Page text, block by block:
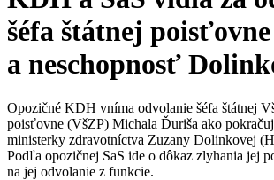
šéfa štátnej
a neschopnosť
Opozičné KDH vníma odvolanie šéfa štátnej
poisťovne (VšZP) Michala Ďuriša ako
ministerky zdravotníctva Zuzany Dolinkovej
Podľa opozičnej SaS ide o dôkaz zlyhania jej
na jej odvolanie z funkcie.